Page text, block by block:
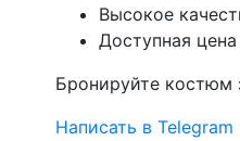
Высокое
Доступная цена
Бронируйте костюм
Написать в Telegram